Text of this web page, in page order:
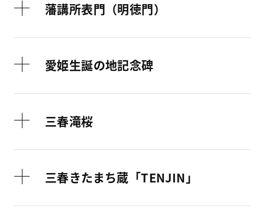
藩講所表門（明徳門）
愛姫生誕の地記念碑
三春滝桜
三春きたまち蔵「TENJIN」